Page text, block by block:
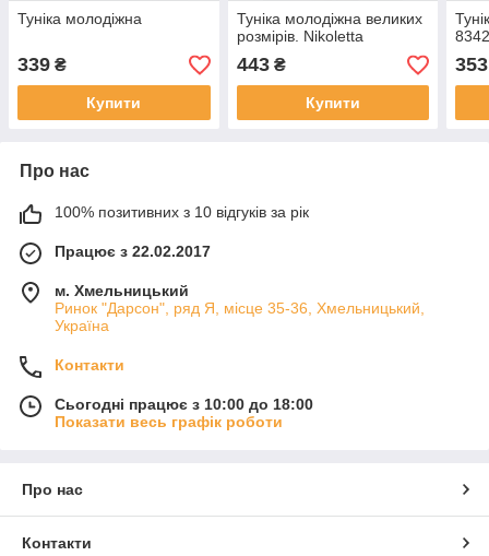
Туніка молодіжна
339 ₴
Купити
Туніка молодіжна великих
розмірів. Nikoletta
443₴
Купити
353
Про нас
100% позитивних з 10 відгуків за рік
Працює з 22.02.2017
м. Хмельницький
Ринок "Дарсон", ряд Я, місце 35-36, Хмельницький,
Україна
Контакти
Сьогодні працює з 10:00 до 18:00
Показати весь графік роботи
Про нас
Контакти